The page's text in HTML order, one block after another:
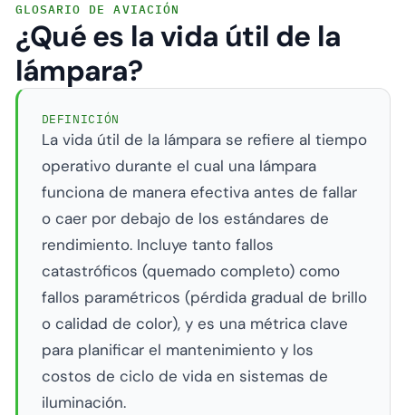
GLOSARIO DE AVIACIÓN
¿Qué es la vida útil de la
lámpara?
DEFINICIÓN
La vida útil de la lámpara se refiere al tiempo
operativo durante el cual una lámpara
funciona de manera efectiva antes de fallar
o caer por debajo de los estándares de
rendimiento. Incluye tanto fallos
catastróficos (quemado completo) como
fallos paramétricos (pérdida gradual de brillo
o calidad de color), y es una métrica clave
para planificar el mantenimiento y los
costos de ciclo de vida en sistemas de
iluminación.